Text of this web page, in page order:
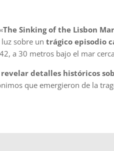
The Sinking of the Lisbon
sobre un trágico episodio
a 30 metros bajo el mar
revelar detalles históricos
que emergieron de la